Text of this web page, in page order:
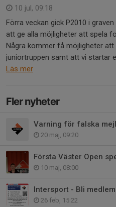
10 jul, 09:18
Förra veckan gick P2010 i
att ge alla möjligheter att spela
Några kommer få möjligheter
juniortruppen samt att vi startar
Läs mer
Fler nyheter
Varning för falska
20 maj, 09:20
Första Väster Open
10 maj, 08:00
Intersport - Bli
26 feb, 15:22